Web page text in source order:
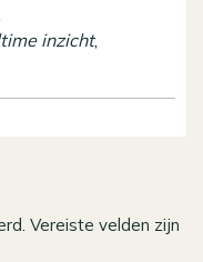
inzicht,
Vereiste velden zijn